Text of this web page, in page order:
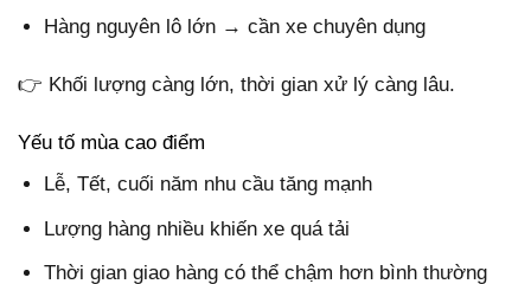
Hàng nguyên lô lớn → cần xe chuyên dụng
👉 Khối lượng càng lớn, thời gian xử lý càng lâu.
Yếu tố mùa cao điểm
Lễ, Tết, cuối năm nhu cầu tăng mạnh
Lượng hàng nhiều khiến xe quá tải
Thời gian giao hàng có thể chậm hơn bình thường